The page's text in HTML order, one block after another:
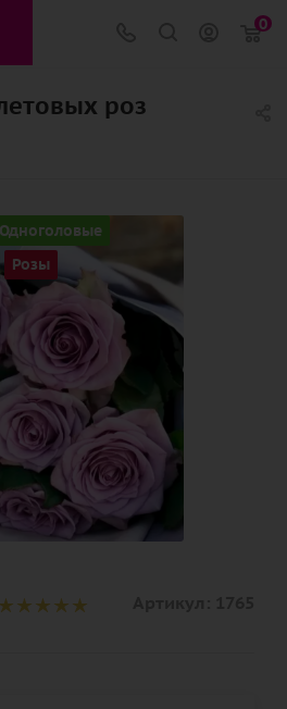
0
роз
Одноголовые
Розы